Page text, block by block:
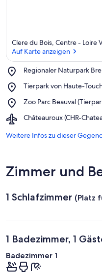
Clere du Bois, Centre - Loire
Auf Karte anzeigen
Regionaler Naturpark
Place,
Naturpark
Tierpark von Haute-
Place,
von
Touche
Zoo Parc Beauval
Place,
Parc
(Tierpark)
Châteauroux (CHR-
Airport,
(CHR-
Weitere Infos zu dieser
Zimmer und
1 Schlafzimmer (Platz
1 Badezimmer, 1
Badezimmer 1